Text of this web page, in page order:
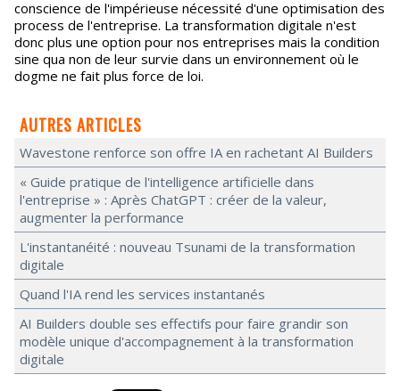
conscience de l'impérieuse nécessité d'une optimisation des
process de l'entreprise. La transformation digitale n'est
donc plus une option pour nos entreprises mais la condition
sine qua non de leur survie dans un environnement où le
dogme ne fait plus force de loi.
AUTRES ARTICLES
Wavestone renforce son offre IA en rachetant AI Builders
« Guide pratique de l'intelligence artificielle dans
l'entreprise » : Après ChatGPT : créer de la valeur,
augmenter la performance
L'instantanéité : nouveau Tsunami de la transformation
digitale
Quand l'IA rend les services instantanés
AI Builders double ses effectifs pour faire grandir son
modèle unique d'accompagnement à la transformation
digitale